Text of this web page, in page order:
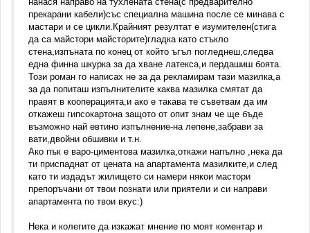
прекарани кабели)със специална машина после се минава с
мастари и се цикли.Крайният резултат е изумителен(стига
да са майстори майсторите)гладка като стъкло
стена,изпъната по конец от който ъгъл погледнеш,следва
една финна шкурка за да хване латекса,и пердашиш боята.
Този роман го написах не за да рекламирам тази мазилка,а
за да попиташ изпълнителите каква мазилка смятат да
правят в кооперацията,и ако е такава те съветвам да им
откажеш гипсокартона защото от опит знам че ще бъде
възможно най евтино изпълнение-на лепене,забрави за
вати,двойни обшивки и т.н.
Ако пък е варо-циментова мазилка,откажи напълно ,нека да
ти приспаднат от цената на апартамента мазилките,и след
като ти издадът жилището си намери някои мастори
препоръчани от твои познати или приятели и си направи
апартамента по твои вкус:)
Нека и колегите да изкажат мнение по моят коментар и